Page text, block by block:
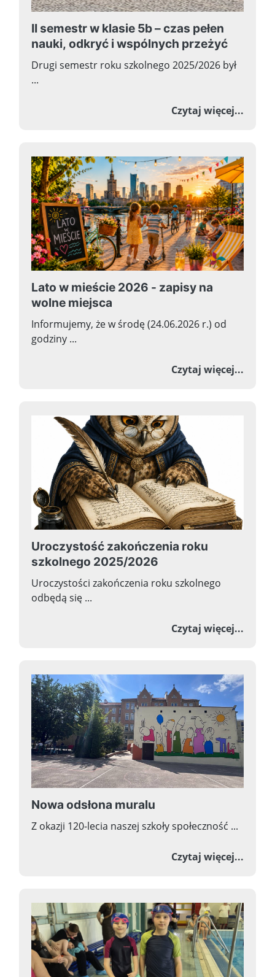
II semestr w klasie 5b – czas pełen
nauki, odkryć i wspólnych przeżyć
Drugi semestr roku szkolnego 2025/2026 był
...
Czytaj więcej...o II
Lato w mieście 2026 - zapisy na
wolne miejsca
Informujemy, że w środę (24.06.2026 r.) od
godziny ...
Czytaj więcej...o
Uroczystość zakończenia roku
szkolnego 2025/2026
Uroczystości zakończenia roku szkolnego
odbędą się ...
Czytaj więcej...o
Nowa odsłona muralu
Z okazji 120-lecia naszej szkoły społeczność ...
Czytaj więcej...o